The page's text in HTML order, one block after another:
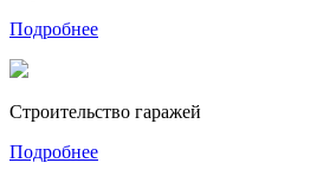
Подробнее
Строительство гаражей
Подробнее